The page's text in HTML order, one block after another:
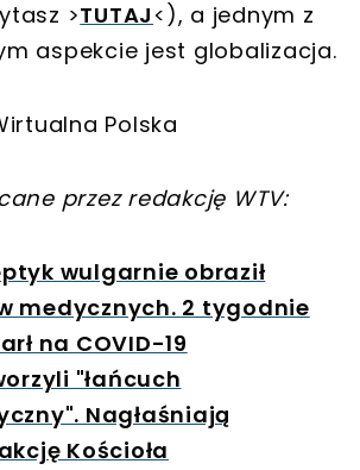
>TUTAJ<), a jednym z
aspekcie jest globalizacja.
Polska
przez redakcję WTV:
wulgarnie obraził
medycznych. 2 tygodnie
na COVID-19
"łańcuch
Nagłaśniają
Kościoła